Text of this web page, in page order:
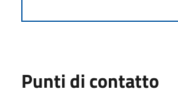
Punti di contatto